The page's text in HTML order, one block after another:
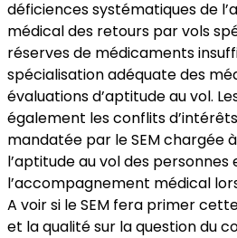
déficiences systématiques de
médical des retours par vols
réserves de médicaments
spécialisation adéquate des
évaluations d’aptitude au vol.
également les conflits
mandatée par le SEM chargée
l’aptitude au vol des personnes
l’accompagnement médical
A voir si le SEM fera primer
et la qualité sur la question du